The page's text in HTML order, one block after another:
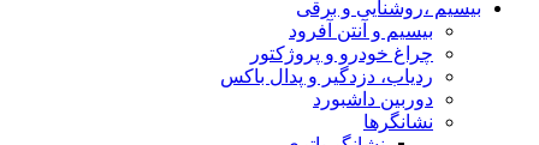
بیسیم ،روشنایی و برقی
بیسیم و آنتن آفرود
چراغ خودرو و پروژکتور
ردیاب، دزدگیر و پدال باکس
دوربین داشبورد
نشانگرها